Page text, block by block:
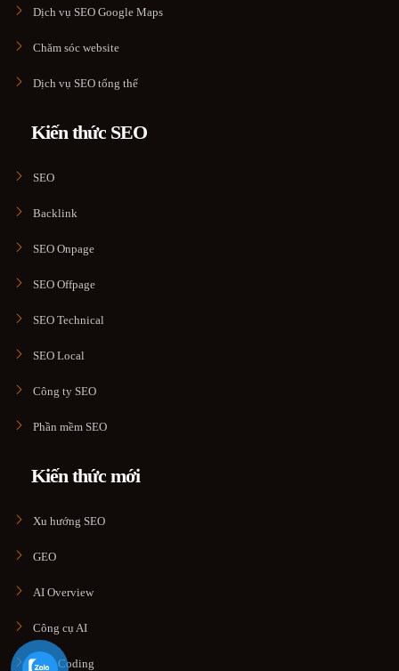
Dịch vụ SEO Google Maps
Chăm sóc website
Dịch vụ SEO tổng thể
Kiến thức SEO
SEO
Backlink
SEO Onpage
SEO Offpage
SEO Technical
SEO Local
Công ty SEO
Phần mềm SEO
Kiến thức mới
Xu hướng SEO
GEO
AI Overview
Công cụ AI
Vibe Coding